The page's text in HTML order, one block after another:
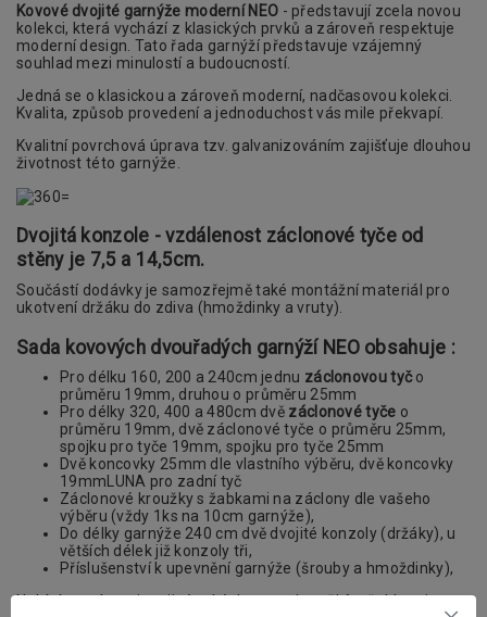
Kovové dvojité garnýže moderní NEO - představují zcela novou
kolekci, která vychází z klasických prvků a zároveň respektuje
moderní design. Tato řada garnýží představuje vzájemný
souhlad mezi minulostí a budoucností.
Jedná se o klasickou a zároveň moderní, nadčasovou kolekci.
Kvalita, způsob provedení a jednoduchost vás mile překvapí.
Kvalitní povrchová úprava tzv. galvanizováním zajišťuje dlouhou
životnost této garnýže.
Dvojitá konzole - vzdálenost záclonové tyče od
stěny je 7,5 a 14,5cm.
Součástí dodávky je samozřejmě také montážní materiál pro
ukotvení držáku do zdiva (hmoždinky a vruty).
Sada kovových dvouřadých garnýží NEO obsahuje :
Pro délku 160, 200 a 240cm jednu záclonovou tyčo
průměru 19mm, druhou o průměru 25mm
Pro délky 320, 400 a 480cm dvě záclonové tyče o
průměru 19mm, dvě záclonové tyče o průměru 25mm,
spojku pro tyče 19mm, spojku pro tyče 25mm
Dvě koncovky 25mm dle vlastního výběru, dvě koncovky
19mmLUNA pro zadní tyč
Záclonové kroužky s žabkami na záclony dle vašeho
výběru (vždy 1ks na 10cm garnýže),
Do délky garnýže 240 cm dvě dvojité konzoly (držáky), u
větších délek již konzoly tři,
Příslušenství k upevnění garnýže (šrouby a hmoždinky),
Nabízíme vám mimo jiné také dva typy kroužků s žabkami.